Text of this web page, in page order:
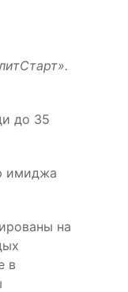
до 35
имиджа
на
в